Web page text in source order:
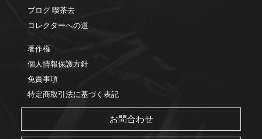
ブログ 喫茶去
コレクターへの道
著作権
個人情報保護方針
免責事項
特定商取引法に基づく表記
お問合わせ